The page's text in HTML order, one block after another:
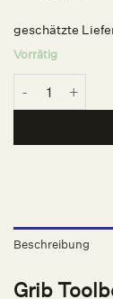
geschätzte
Vorrätig
Beschreibung
Grib